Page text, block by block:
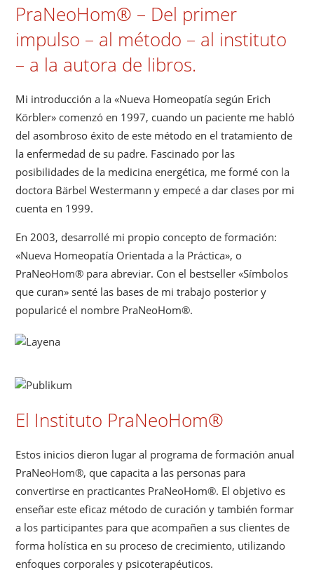
PraNeoHom® – Del primer
impulso – al método – al instituto
– a la autora de libros.
Mi introducción a la «Nueva Homeopatía según Erich
Körbler» comenzó en 1997, cuando un paciente me habló
del asombroso éxito de este método en el tratamiento de
la enfermedad de su padre. Fascinado por las
posibilidades de la medicina energética, me formé con la
doctora Bärbel Westermann y empecé a dar clases por mi
cuenta en 1999.
En 2003, desarrollé mi propio concepto de formación:
«Nueva Homeopatía Orientada a la Práctica», o
PraNeoHom® para abreviar. Con el bestseller «Símbolos
que curan» senté las bases de mi trabajo posterior y
popularicé el nombre PraNeoHom®.
El Instituto PraNeoHom®
Estos inicios dieron lugar al programa de formación anual
PraNeoHom®, que capacita a las personas para
convertirse en practicantes PraNeoHom®. El objetivo es
enseñar este eficaz método de curación y también formar
a los participantes para que acompañen a sus clientes de
forma holística en su proceso de crecimiento, utilizando
enfoques corporales y psicoterapéuticos.